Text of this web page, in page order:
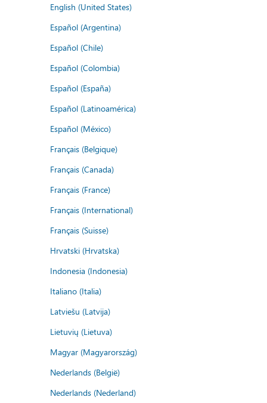
English (United States)
Español (Argentina)
Español (Chile)
Español (Colombia)
Español (España)
Español (Latinoamérica)
Español (México)
Français (Belgique)
Français (Canada)
Français (France)
Français (International)
Français (Suisse)
Hrvatski (Hrvatska)
Indonesia (Indonesia)
Italiano (Italia)
Latviešu (Latvija)
Lietuvių (Lietuva)
Magyar (Magyarország)
Nederlands (België)
Nederlands (Nederland)